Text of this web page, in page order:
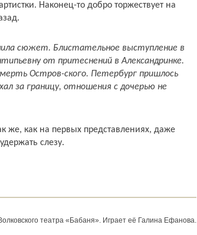
Наконец-то добро торжествует на
сюжет. Блистательное выступление в
от притеснений в Александринке.
Остров-ского. Петербург пришлось
за границу, отношения с дочерью не
же, как на первых представлениях, даже
слезу.
театра «Бабаня». Играет её Галина Ефанова.